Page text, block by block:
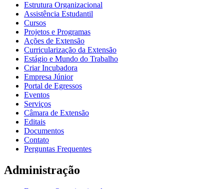
Estrutura Organizacional
Assistência Estudantil
Cursos
Projetos e Programas
Ações de Extensão
Curricularização da Extensão
Estágio e Mundo do Trabalho
Criar Incubadora
Empresa Júnior
Portal de Egressos
Eventos
Serviços
Câmara de Extensão
Editais
Documentos
Contato
Perguntas Frequentes
Administração